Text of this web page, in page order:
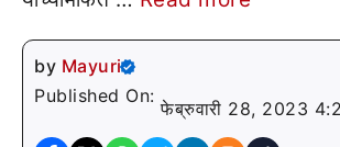
by Mayuri
Published On:
फेब्रुवारी 28, 2023